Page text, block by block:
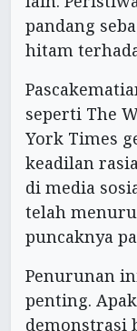
pandang
hitam
seperti The
York Times
keadilan
di media
telah
puncaknya
Penurunan
penting.
demonstrasi